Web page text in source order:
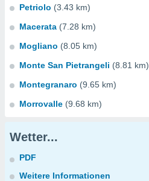
Petriolo (3.43 km)
Macerata (7.28 km)
Mogliano (8.05 km)
Monte San Pietrangeli (8.81 km)
Montegranaro (9.65 km)
Morrovalle (9.68 km)
Wetter...
PDF
Weitere Informationen